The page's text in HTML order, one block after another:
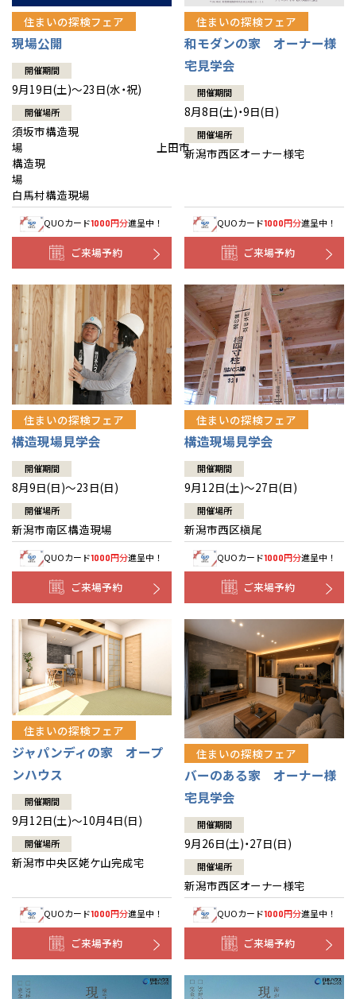
住まいの探検フェア
現場公開
開催期間
9月19日(土)～23日(水・祝)
開催場所
須坂市構造現
場 上田市
構造現
場
白馬村構造現場
QUOカード1000円分進呈中！
ご来場予約
住まいの探検フェア
和モダンの家 オーナー様
宅見学会
開催期間
8月8日(土)・9日(日)
開催場所
新潟市西区オーナー様宅
QUOカード1000円分進呈中！
ご来場予約
住まいの探検フェア
構造現場見学会
開催期間
8月9日(日)～23日(日)
開催場所
新潟市南区構造現場
QUOカード1000円分進呈中！
ご来場予約
住まいの探検フェア
構造現場見学会
開催期間
9月12日(土)～27日(日)
開催場所
新潟市西区槇尾
QUOカード1000円分進呈中！
ご来場予約
住まいの探検フェア
ジャパンディの家 オープ
ンハウス
開催期間
9月12日(土)～10月4日(日)
開催場所
新潟市中央区姥ケ山完成宅
QUOカード1000円分進呈中！
ご来場予約
住まいの探検フェア
バーのある家 オーナー様
宅見学会
開催期間
9月26日(土)・27日(日)
開催場所
新潟市西区オーナー様宅
QUOカード1000円分進呈中！
ご来場予約